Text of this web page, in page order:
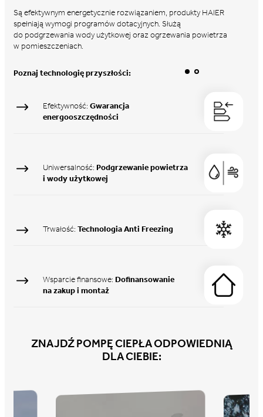
Są efektywnym energetycznie rozwiązaniem, produkty HAIER
spełniają wymogi programów dotacyjnych. Służą
do podgrzewania wody użytkowej oraz ogrzewania powietrza
w pomieszczeniach.
Poznaj technologię przyszłości:
Efektywność: Gwarancja
energooszczędności
Uniwersalność: Podgrzewanie powietrza
i wody użytkowej
Trwałość: Technologia Anti Freezing
Wsparcie finansowe: Dofinansowanie
na zakup i montaż
ZNAJDŹPOMPĘ CIEPŁAODPOWIEDNIĄ
DLA CIEBIE: